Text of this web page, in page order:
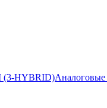
(3-HYBRID)Аналоговые